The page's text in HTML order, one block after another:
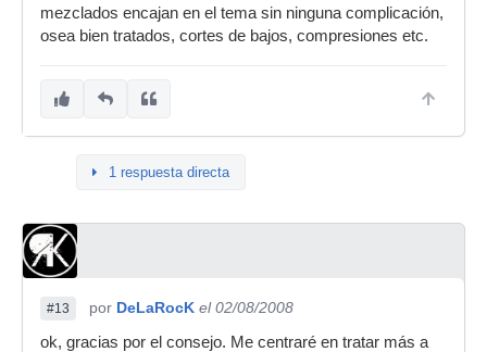
mezclados encajan en el tema sin ninguna complicación,
osea bien tratados, cortes de bajos, compresiones etc.
1 respuesta directa
#13 por DeLaRocK el 02/08/2008
ok, gracias por el consejo. Me centraré en tratar más a